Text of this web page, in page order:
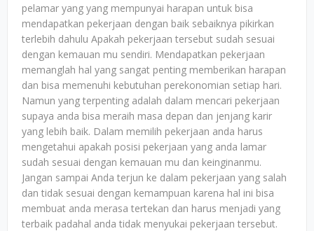
pelamar yang yang mempunyai harapan untuk bisa
mendapatkan pekerjaan dengan baik sebaiknya pikirkan
terlebih dahulu Apakah pekerjaan tersebut sudah sesuai
dengan kemauan mu sendiri. Mendapatkan pekerjaan
memanglah hal yang sangat penting memberikan harapan
dan bisa memenuhi kebutuhan perekonomian setiap hari.
Namun yang terpenting adalah dalam mencari pekerjaan
supaya anda bisa meraih masa depan dan jenjang karir
yang lebih baik. Dalam memilih pekerjaan anda harus
mengetahui apakah posisi pekerjaan yang anda lamar
sudah sesuai dengan kemauan mu dan keinginanmu.
Jangan sampai Anda terjun ke dalam pekerjaan yang salah
dan tidak sesuai dengan kemampuan karena hal ini bisa
membuat anda merasa tertekan dan harus menjadi yang
terbaik padahal anda tidak menyukai pekerjaan tersebut.